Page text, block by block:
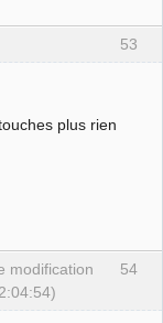
53
plus rien
54
modification